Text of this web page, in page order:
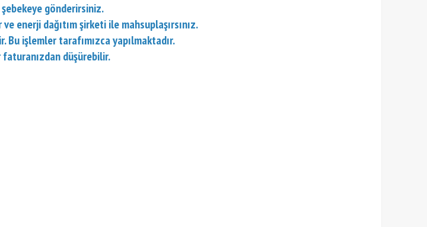
gönderirsiniz.
enerji dağıtım şirketi ile mahsuplaşırsınız.
Bu işlemler tarafımızca yapılmaktadır.
düşürebilir.